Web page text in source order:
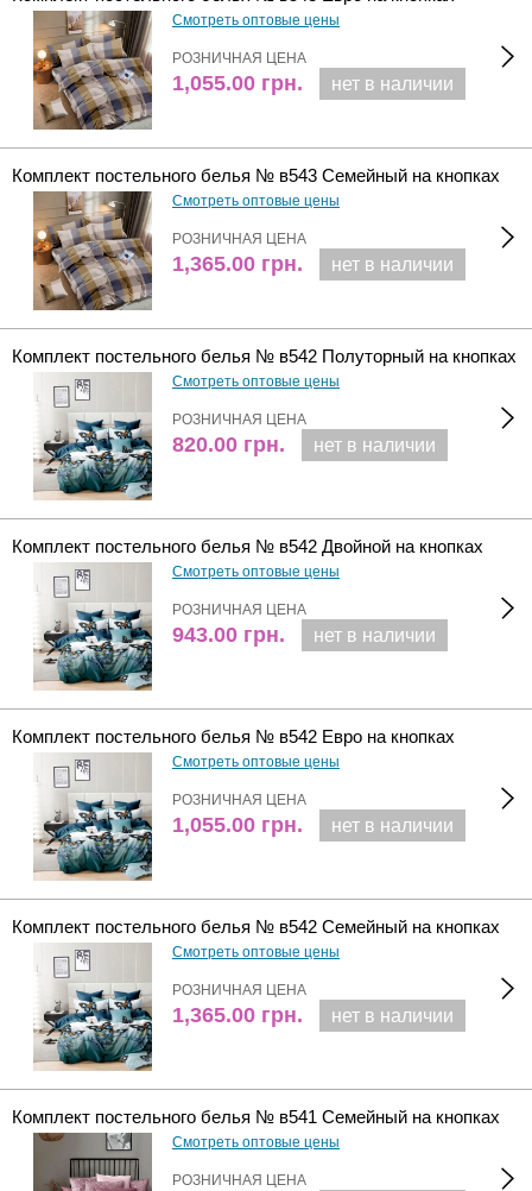
Смотреть оптовые цены
РОЗНИЧНАЯ ЦЕНА
1,055.00 грн. нет в наличии
Комплект постельного белья № в543 Семейный на кнопках
Смотреть оптовые цены
РОЗНИЧНАЯ ЦЕНА
1,365.00 грн. нет в наличии
Комплект постельного белья № в542 Полуторный на кнопках
Смотреть оптовые цены
РОЗНИЧНАЯ ЦЕНА
820.00 грн. нет в наличии
Комплект постельного белья № в542 Двойной на кнопках
Смотреть оптовые цены
РОЗНИЧНАЯ ЦЕНА
943.00 грн. нет в наличии
Комплект постельного белья № в542 Евро на кнопках
Смотреть оптовые цены
РОЗНИЧНАЯ ЦЕНА
1,055.00 грн. нет в наличии
Комплект постельного белья № в542 Семейный на кнопках
Смотреть оптовые цены
РОЗНИЧНАЯ ЦЕНА
1,365.00 грн. нет в наличии
Комплект постельного белья № в541 Семейный на кнопках
Смотреть оптовые цены
РОЗНИЧНАЯ ЦЕНА